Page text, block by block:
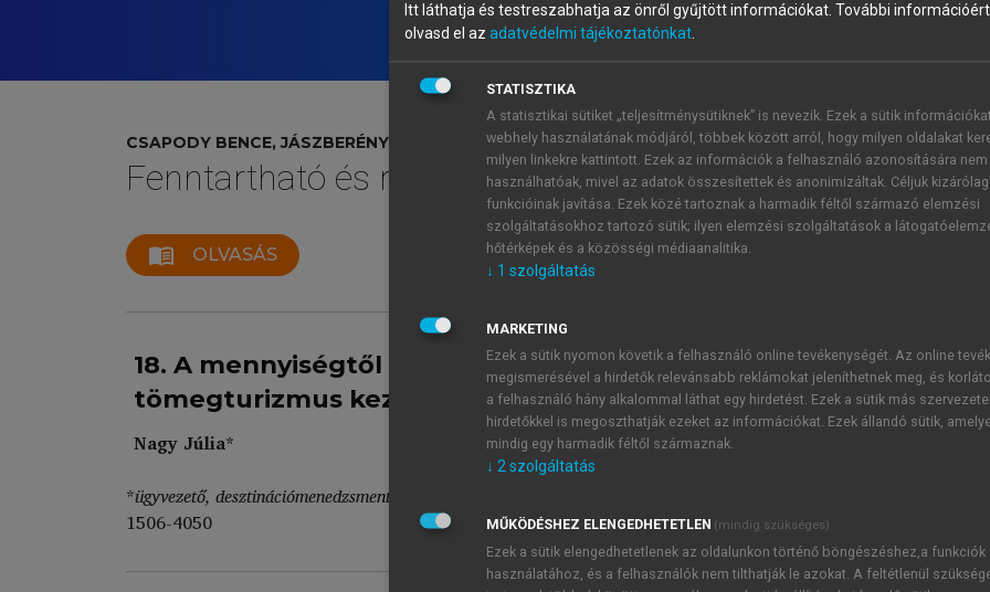
CSAPODY BENCE, JÁSZBERÉNYI MELINDA, MISKOLCZI MÁRK (SZERK.)
Fenntartható és regeneratív megközelítések az aktív és
menu_book OLVASÁS
18. A mennyiségtől a minőségig: klímaadaptív, adatvezérelt
tömegturizmus kezelésére
Nagy Júlia*
*ügyvezető, desztinációmenedzsment és fenntartható turisztikai szakértő
1506-4050
Itt láthatja és testreszabhatja az önről gyűjtött információkat. További
olvasd el az adatvédelmi tájékoztatónkat.
STATISZTIKA
A statisztikai sütiket „teljesítménysütiknek” is nevezik. Ezek a sütik
webhely használatának módjáról, többek között arról, hogy milyen oldalakat
milyen linkekre kattintott. Ezek az információk a felhasználó azonosítására nem
használhatóak, mivel az adatok összesítettek és anonimizáltak. Céljuk kizárólag
funkcióinak javítása. Ezek közé tartoznak a harmadik féltől származó elemzési
szolgáltatásokhoz tartozó sütik; ilyen elemzési szolgáltatások a
hőtérképek és a közösségi médiaanalitika.
↓ 1 szolgáltatás
MARKETING
Ezek a sütik nyomon követik a felhasználó online tevékenységét. Az online
megismerésével a hirdetők relevánsabb reklámokat jeleníthetnek meg, és
a felhasználó hány alkalommal láthat egy hirdetést. Ezek a sütik más
hirdetőkkel is megoszthatják ezeket az információkat. Ezek állandó sütik,
mindig egy harmadik féltől származnak.
↓ 2szolgáltatás
MŰKÖDÉSHEZ ELENGEDHETETLEN (mindig szükséges)
Ezek a sütik elengedhetetlenek az oldalunkon történő böngészéshez,a funkciók
használatához, és a felhasználók nem tilthatják le azokat. A feltétlenül